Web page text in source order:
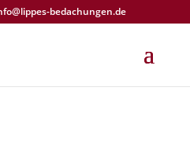
bedachungen.de